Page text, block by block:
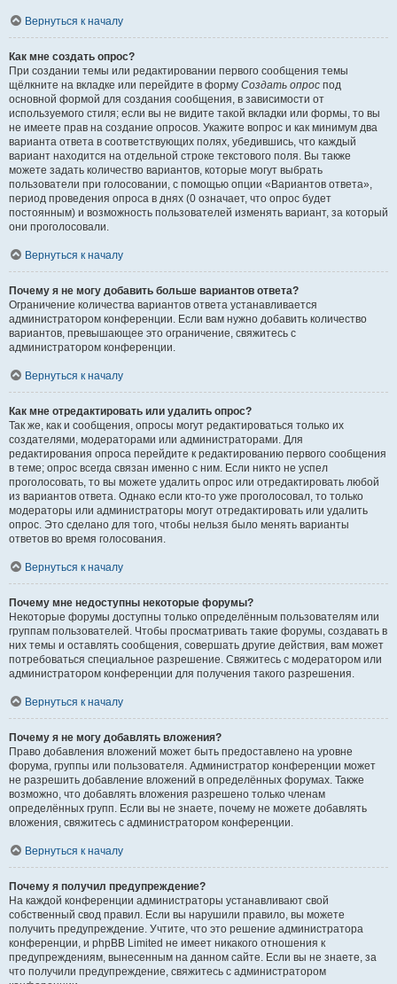
Вернуться к началу
Как мне создать опрос?
При создании темы или редактировании первого сообщения темы
щёлкните на вкладке или перейдите в форму Создать опрос под
основной формой для создания сообщения, в зависимости от
используемого стиля; если вы не видите такой вкладки или формы, то вы
не имеете прав на создание опросов. Укажите вопрос и как минимум два
варианта ответа в соответствующих полях, убедившись, что каждый
вариант находится на отдельной строке текстового поля. Вы также
можете задать количество вариантов, которые могут выбрать
пользователи при голосовании, с помощью опции «Вариантов ответа»,
период проведения опроса в днях (0 означает, что опрос будет
постоянным) и возможность пользователей изменять вариант, за который
они проголосовали.
Вернуться к началу
Почему я не могу добавить больше вариантов ответа?
Ограничение количества вариантов ответа устанавливается
администратором конференции. Если вам нужно добавить количество
вариантов, превышающее это ограничение, свяжитесь с
администратором конференции.
Вернуться к началу
Как мне отредактировать или удалить опрос?
Так же, как и сообщения, опросы могут редактироваться только их
создателями, модераторами или администраторами. Для
редактирования опроса перейдите к редактированию первого сообщения
в теме; опрос всегда связан именно с ним. Если никто не успел
проголосовать, то вы можете удалить опрос или отредактировать любой
из вариантов ответа. Однако если кто-то уже проголосовал, то только
модераторы или администраторы могут отредактировать или удалить
опрос. Это сделано для того, чтобы нельзя было менять варианты
ответов во время голосования.
Вернуться к началу
Почему мне недоступны некоторые форумы?
Некоторые форумы доступны только определённым пользователям или
группам пользователей. Чтобы просматривать такие форумы, создавать в
них темы и оставлять сообщения, совершать другие действия, вам может
потребоваться специальное разрешение. Свяжитесь с модератором или
администратором конференции для получения такого разрешения.
Вернуться к началу
Почему я не могу добавлять вложения?
Право добавления вложений может быть предоставлено на уровне
форума, группы или пользователя. Администратор конференции может
не разрешить добавление вложений в определённых форумах. Также
возможно, что добавлять вложения разрешено только членам
определённых групп. Если вы не знаете, почему не можете добавлять
вложения, свяжитесь с администратором конференции.
Вернуться к началу
Почему я получил предупреждение?
На каждой конференции администраторы устанавливают свой
собственный свод правил. Если вы нарушили правило, вы можете
получить предупреждение. Учтите, что это решение администратора
конференции, и phpBB Limited не имеет никакого отношения к
предупреждениям, вынесенным на данном сайте. Если вы не знаете, за
что получили предупреждение, свяжитесь с администратором